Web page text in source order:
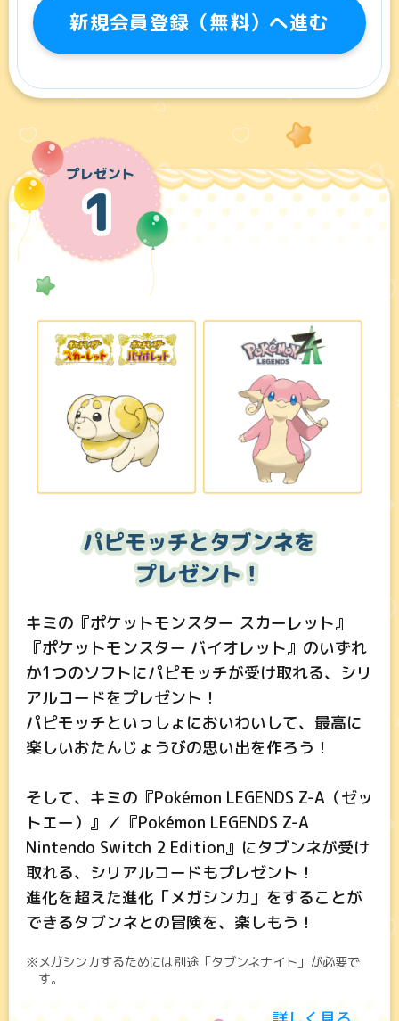
新規会員登録（無料）へ進む
キミの『ポケットモンスター スカーレット』
『ポケットモンスター バイオレット』のいずれ
か1つのソフトにパピモッチが受け取れる、シリ
アルコードをプレゼント！
パピモッチといっしょにおいわいして、最高に
楽しいおたんじょうびの思い出を作ろう！
そして、キミの『Pokémon LEGENDS Z-A（ゼッ
トエー）』／『Pokémon LEGENDS Z-A
Nintendo Switch 2 Edition』にタブンネが受け
取れる、シリアルコードもプレゼント！
進化を超えた進化「メガシンカ」をすることが
できるタブンネとの冒険を、楽しもう！
※メガシンカするためには別途「タブンネナイト」が必要で
す。